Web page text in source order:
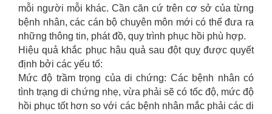
mỗi người mỗi khác. Cần căn cứ trên cơ sở của từng
bệnh nhân, các cán bộ chuyên môn mới có thể đưa ra
những thông tin, phát đồ, quy trình phục hồi phù hợp.
Hiệu quả khắc phục hậu quả sau đột quỵ được quyết
định bởi các yếu tố:
Mức độ trầm trọng của di chứng: Các bệnh nhân có
tình trạng di chứng nhẹ, vừa phải sẽ có tốc độ, mức độ
hồi phục tốt hơn so với các bệnh nhân mắc phải các di